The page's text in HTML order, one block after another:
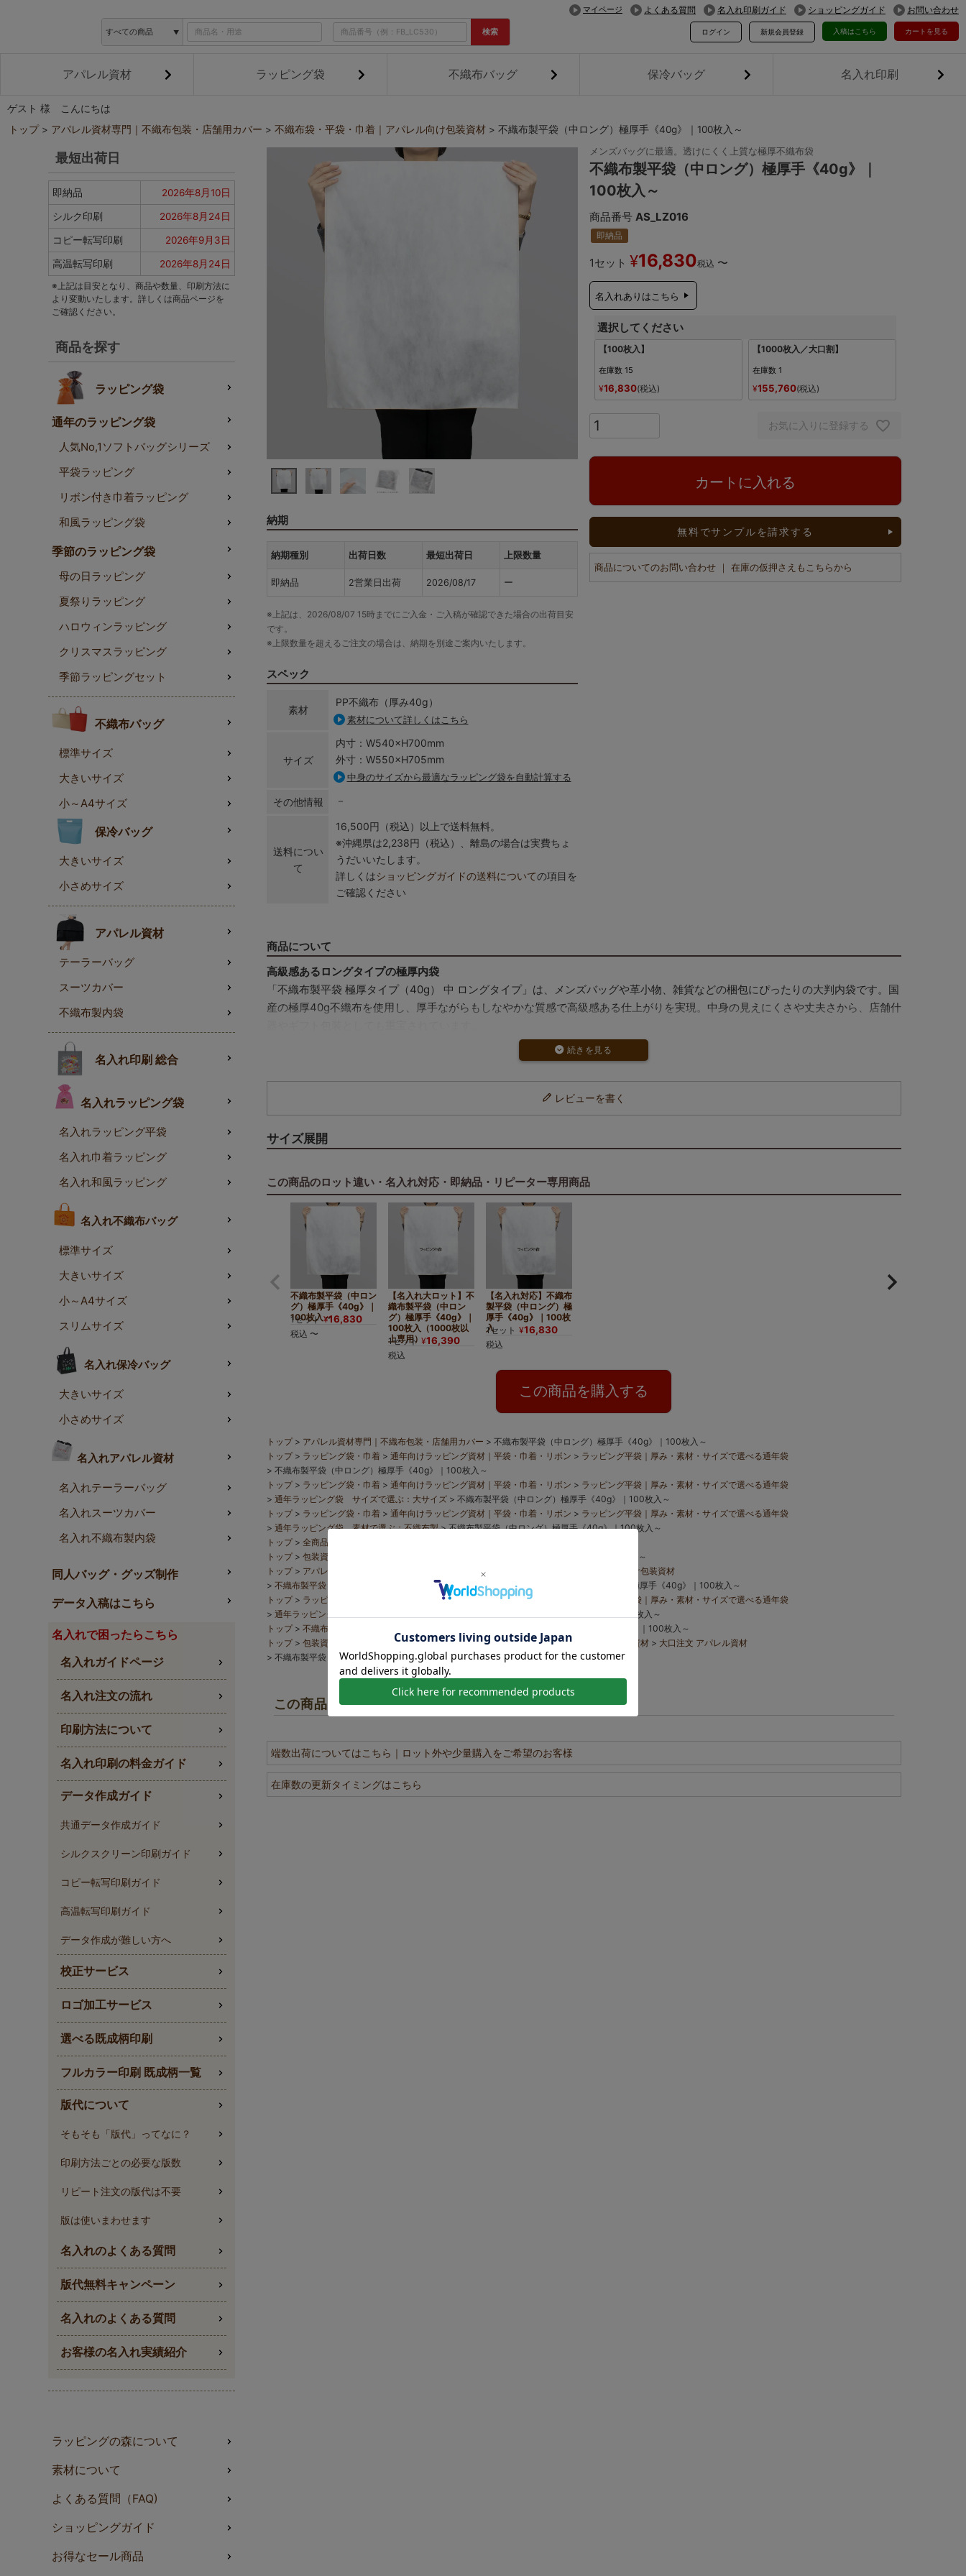
検索
マイページ よくある質問 名入れ印刷ガイド ショッピングガイド お問い合わせ
カートを見る
入稿はこちら
ログイン 新規会員登録
アパレル資材 ラッピング袋 不織布バッグ 保冷バッグ 名入れ印刷
ゲスト 様 こんにちは
トップ アパレル資材専門｜不織布包装・店舗用カバー 不織布袋・平袋・巾着｜アパレル向け包装資材 不織布製平袋（中ロング）極厚手《40g》｜100枚入～
最短出荷日
即納品 2026年8月10日
シルク印刷 2026年8月24日
コピー転写印刷 2026年9月3日
高温転写印刷 2026年8月24日
※上記は目安となり、商品や数量、印刷方法に
より変動いたします。詳しくは商品ページを
ご確認ください。
商品を探す
ラッピング袋
通年のラッピング袋
人気No,1ソフトバッグシリーズ
平袋ラッピング
リボン付き巾着ラッピング
和風ラッピング袋
季節のラッピング袋
母の日ラッピング
夏祭りラッピング
ハロウィンラッピング
クリスマスラッピング
季節ラッピングセット
不織布バッグ
標準サイズ
大きいサイズ
小～A4サイズ
保冷バッグ
大きいサイズ
小さめサイズ
アパレル資材
テーラーバッグ
スーツカバー
不織布製内袋
名入れ印刷 総合
名入れラッピング袋
名入れラッピング平袋
名入れ巾着ラッピング
名入れ和風ラッピング
名入れ不織布バッグ
標準サイズ
大きいサイズ
小～A4サイズ
スリムサイズ
名入れ保冷バッグ
大きいサイズ
小さめサイズ
名入れアパレル資材
名入れテーラーバッグ
名入れスーツカバー
名入れ不織布製内袋
同人バッグ・グッズ制作
データ入稿はこちら
名入れで困ったらこちら
名入れガイドページ
名入れ注文の流れ
印刷方法について
名入れ印刷の料金ガイド
データ作成ガイド
共通データ作成ガイド
シルクスクリーン印刷ガイド
コピー転写印刷ガイド
高温転写印刷ガイド
データ作成が難しい方へ
校正サービス
ロゴ加工サービス
選べる既成柄印刷
フルカラー印刷 既成柄一覧
版代について
そもそも「版代」ってなに？
印刷方法ごとの必要な版数
リピート注文の版代は不要
版は使いまわせます
名入れのよくある質問
版代無料キャンペーン
名入れのよくある質問
お客様の名入れ実績紹介
ラッピングの森について
素材について
よくある質問（FAQ)
ショッピングガイド
お得なセール商品
納期
納期種別 出荷日数 最短出荷日 上限数量
即納品 2営業日出荷 2026/08/17 ー
※上記は、2026/08/07 15時までにご入金・ご入稿が確認できた場合の出荷目安
です。
※上限数量を超えるご注文の場合は、納期を別途ご案内いたします。
スペック
素材
PP不織布（厚み40g）
素材について詳しくはこちら
サイズ
内寸：W540×H700mm
外寸：W550×H705mm
中身のサイズから最適なラッピング袋を自動計算する
その他情報 －
送料につい
て
16,500円（税込）以上で送料無料。
※沖縄県は2,238円（税込）、離島の場合は実費ちょ
うだいいたします。
詳しくはショッピングガイドの送料についての項目を
ご確認ください
メンズバッグに最適。透けにくく上質な極厚不織布袋
不織布製平袋（中ロング）極厚手《40g》｜
100枚入～
商品番号 AS_LZ016
即納品
1セット ¥16,830税込 〜
名入れありはこちら
選択してください
【100枚入】
在庫数 15
¥16,830 税込
【1000枚入／大口割】
在庫数 1
¥155,760 税込
お気に入りに登録する
カートに入れる
無料でサンプルを請求する
商品についてのお問い合わせ ｜ 在庫の仮押さえもこちらから
商品について
高級感あるロングタイプの極厚内袋
「不織布製平袋 極厚タイプ（40g） 中 ロングタイプ」は、メンズバッグや革小物、雑貨などの梱包にぴったりの大判内袋です。国
産の極厚40g不織布を使用し、厚手ながらもしなやかな質感で高級感ある仕上がりを実現。中身の見えにくさや丈夫さから、店舗什
40gの厚みで透け感を抑えつつ、商品を上品に魅せられる素材感。保管用や高単価商品のパッケージにも最適で、「袋まで丁寧に」
ブランディングを行いたいシーンに最適です。
国内メーカー製の高品質素材を使用
長期保管にも耐える耐久性と通気性
極厚生地による適度なハリとしなやかさ
「しっかりした不織布で、極厚の平袋が欲しい」とのお声を受けて開発された本製品。実用性と見た目を兼ね備えたラッピング資
材として、繰り返し選ばれています。
選べるロット数と割引制度
ロングサイズならではの汎用性と高級感を両立した一枚。ラッピングにも、商品の保護にも、ワンランク上の品質をお求めの方に
おすすめです。
レビューを書く
サイズ展開
この商品のロット違い・名入れ対応・即納品・リピーター専用商品
不織布製平袋（中ロン
グ）極厚手《40g》｜
100枚入～
1セット ¥16,830
税込 〜
【名入れ大ロット】不
織布製平袋（中ロン
グ）極厚手《40g》｜
100枚入（1000枚以
上専用）
1セット ¥16,390
税込
【名入れ対応】不織布
製平袋（中ロング）極
厚手《40g》｜100枚
入
1セット ¥16,830
税込
この商品を購入する
トップ アパレル資材専門｜不織布包装・店舗用カバー
不織布製平袋（中ロング）極厚手《40g》｜100枚入～
トップ
ラッピング袋・巾着 通年向けラッピング資材｜平袋・巾着・リボン
ラッピング平袋｜厚み・素材・サイズで選べる通年袋
不織布製平袋（中ロング）極厚手《40g》｜100枚入～
トップ
ラッピング袋・巾着 通年向けラッピング資材｜平袋・巾着・リボン
ラッピング平袋｜厚み・素材・サイズで選べる通年袋
通年ラッピング袋 サイズで選ぶ：大サイズ
不織布製平袋（中ロング）極厚手《40g》｜100枚入～
トップ
ラッピング袋・巾着 通年向けラッピング資材｜平袋・巾着・リボン
ラッピング平袋｜厚み・素材・サイズで選べる通年袋
通年ラッピング袋 素材で選ぶ：不織布製
不織布製平袋（中ロング）極厚手《40g》｜100枚入～
トップ
全商品一覧
トップ
包装資材の使い方・選び方特集
不織布製平袋（中ロング）極厚手《40g》｜100枚入～
トップ
アパレル資材専門｜不織布包装・店舗用カバー
不織布袋・平袋・巾着｜アパレル向け包装資材
不織布製平袋 極厚タイプ40g｜ラッピングにもなる極厚タイプ
不織布製平袋（中ロング）極厚手《40g》｜100枚入～
トップ
ラッピング袋・巾着 通年向けラッピング資材｜平袋・巾着・リボン
ラッピング平袋｜厚み・素材・サイズで選べる通年袋
通年ラッピング袋 厚みで選ぶ：厚み40g
不織布製平袋（中ロング）極厚手《40g》｜100枚入～
トップ
不織布製ラッピング資材・袋の新商品一覧
不織布製平袋（中ロング）極厚手《40g》｜100枚入～
トップ
包装資材の使い方・選び方特集 大量買いで安い！不織布ラッピング袋・業務用包装資材
大口注文 アパレル資材
不織布製平袋（中ロング）極厚手《40g》｜100枚入～
この商品を見た人はこちらの商品も見ています
端数出荷についてはこちら ｜ロット外や少量購入をご希望のお客様
在庫数の更新タイミングはこちら